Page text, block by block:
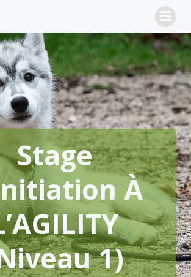
contenu
Stage
À
1)